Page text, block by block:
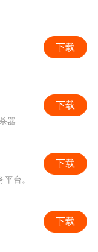
下载
下载
器
下载
台。
下载